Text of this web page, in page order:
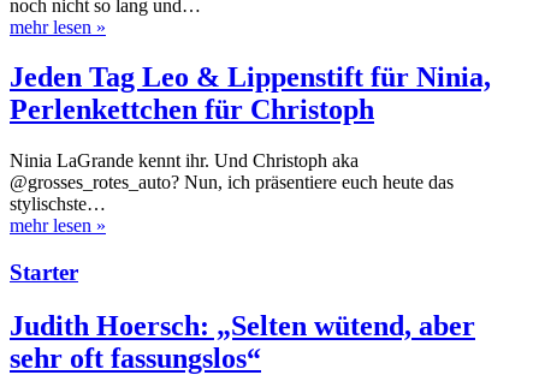
noch nicht so lang und…
mehr lesen »
Jeden Tag Leo & Lippenstift für Ninia,
Perlenkettchen für Christoph
Ninia LaGrande kennt ihr. Und Christoph aka
@grosses_rotes_auto? Nun, ich präsentiere euch heute das
stylischste…
mehr lesen »
Starter
Judith Hoersch: „Selten wütend, aber
sehr oft fassungslos“